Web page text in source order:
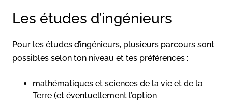
Les études d’ingénieurs
Pour les études d’ingénieurs, plusieurs parcours sont
possibles selon ton niveau et tes préférences :
mathématiques et sciences de la vie et de la
Terre (et éventuellement l’option